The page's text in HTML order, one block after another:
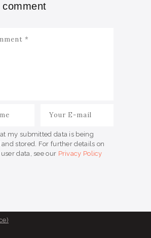
my submitted data is being
stored. For further details on
data, see our Privacy Policy